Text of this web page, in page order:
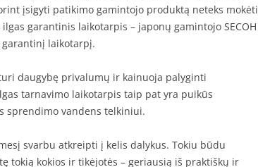
įsigyti patikimo gamintojo produktą neteks mokėti
garantinis laikotarpis – japonų gamintojo SECOH
laikotarpį.
daugybę privalumų ir kainuoja palyginti
tarnavimo laikotarpis taip pat yra puikūs
sprendimo vandens telkiniui.
svarbu atkreipti į kelis dalykus. Tokiu būdu
tokią kokios ir tikėjotės – geriausią iš praktiškų ir